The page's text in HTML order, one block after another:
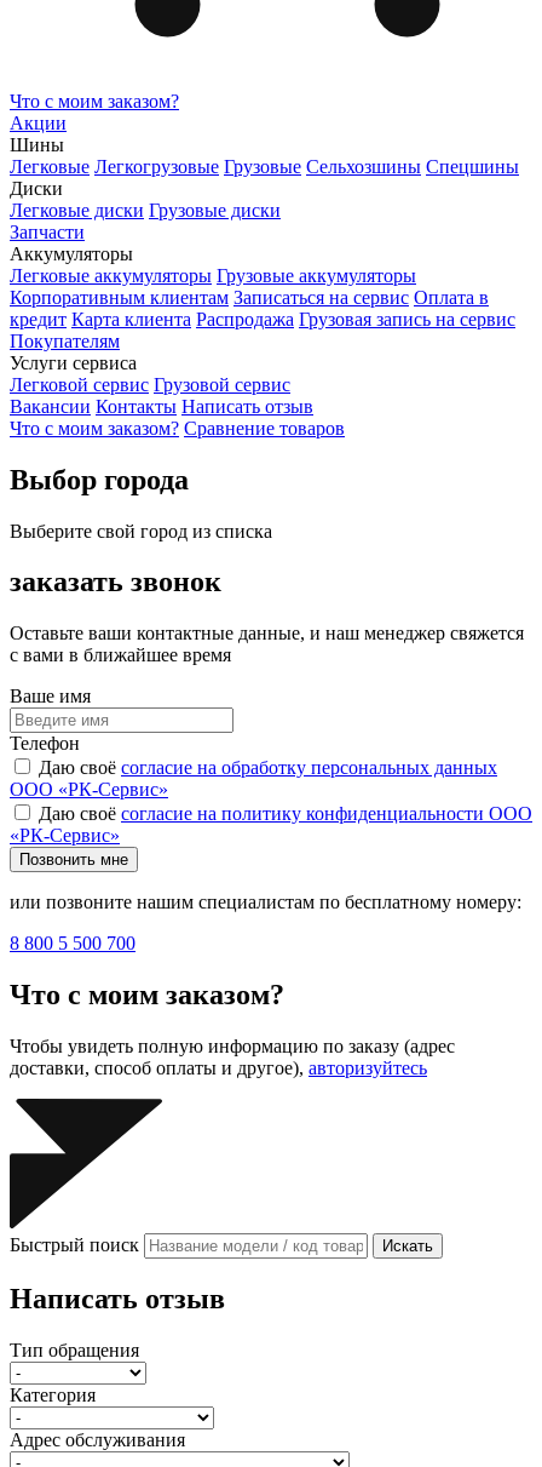
Что с моим заказом?
Акции
Шины
Легковые Легкогрузовые Грузовые Сельхозшины Спецшины
Диски
Легковые диски Грузовые диски
Запчасти
Аккумуляторы
Легковые аккумуляторы Грузовые аккумуляторы
Корпоративным клиентам Записаться на сервис Оплата в
кредит Карта клиента Распродажа Грузовая запись на сервис
Покупателям
Услуги сервиса
Легковой сервис Грузовой сервис
Вакансии Контакты Написать отзыв
Что с моим заказом? Сравнение товаров
Выбор города
Выберите свой город из списка
заказать звонок
Оставьте ваши контактные данные, и наш менеджер свяжется
с вами в ближайшее время
Ваше имя
Телефон
Даю своё согласие на обработку персональных данных
ООО «РК-Сервис»
Даю своё согласие на политику конфиденциальности ООО
«РК-Сервис»
Позвонить мне
или позвоните нашим специалистам по бесплатному номеру:
8 800 5 500 700
Что с моим заказом?
Чтобы увидеть полную информацию по заказу (адрес
доставки, способ оплаты и другое), авторизуйтесь
Быстрый поиск Искать
Написать отзыв
Тип обращения
Категория
Адрес обслуживания